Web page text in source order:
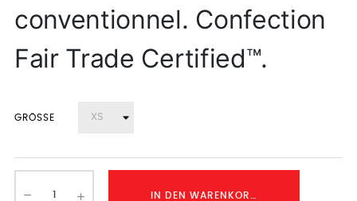
conventionnel. Confection
Fair Trade Certified™.
GRÖSSE
IN DEN WARENKORB LEGEN